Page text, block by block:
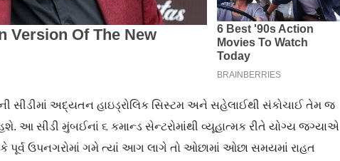
સીડીમાં અદ્યતન હાઇડ્રોલિક સિસ્ટમ અને સહેલાઈથી સંકોચાઈ તેમ જ
આ સીડી મુંબઈનાં ૬ કમાન્ડ સેન્ટરોમાંથી વ્યૂહાત્મક રીતે યોગ્ય જગ્યાએ
પૂર્વ ઉપનગરોમાં ગમે ત્યાં આગ લાગે તો ઓછામાં ઓછા સમયમાં રાહત